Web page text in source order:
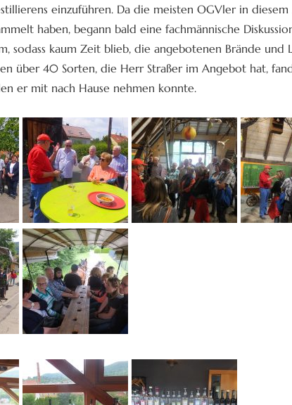
einzuführen. Da die meisten OGVler in
haben, begann bald eine fachmännische
sodass kaum Zeit blieb, die angebotenen Brände und
über 40 Sorten, die Herr Straßer im Angebot hat,
er mit nach Hause nehmen konnte.